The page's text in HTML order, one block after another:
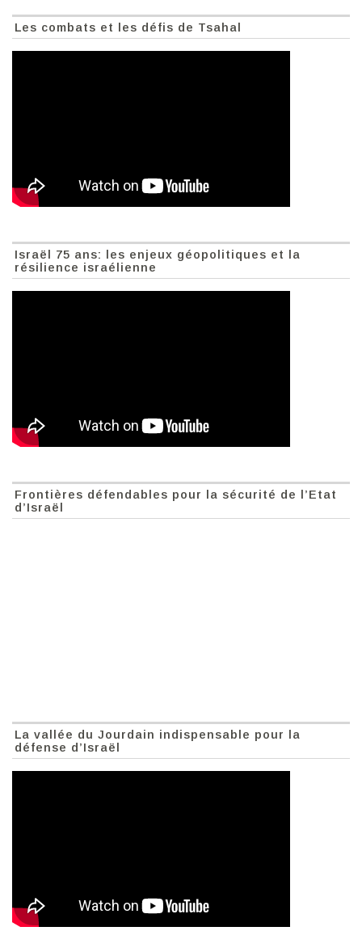
Les combats et les défis de Tsahal
Israël 75 ans: les enjeux géopolitiques et la
résilience israélienne
Frontières défendables pour la sécurité de l’Etat
d’Israël
La vallée du Jourdain indispensable pour la
défense d’Israël